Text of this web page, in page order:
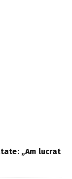
„Am lucrat